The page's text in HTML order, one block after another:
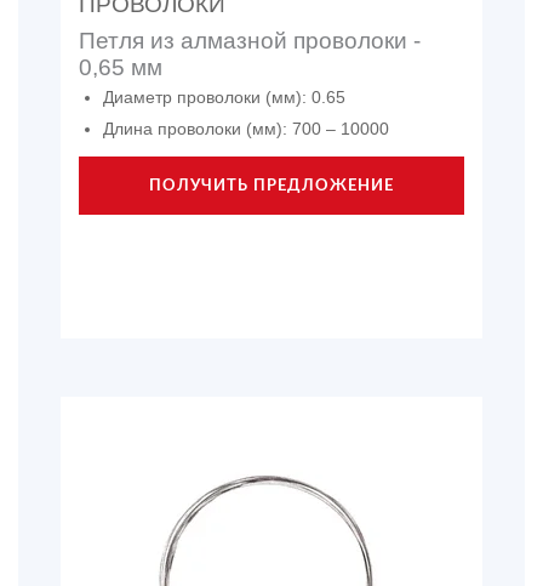
Петля из алмазной проволоки -
0,65 мм
Диаметр проволоки (мм): 0.65
Длина проволоки (мм): 700 – 10000
ПОЛУЧИТЬ ПРЕДЛОЖЕНИЕ